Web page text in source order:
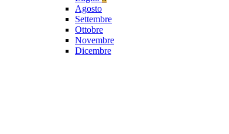
Agosto
Settembre
Ottobre
Novembre
Dicembre